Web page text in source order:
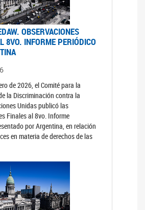
OBSERVACIONES
8VO. INFORME PERIÓDICO
de 2026, el Comité para la
la Discriminación contra la
Unidas publicó las
Finales al 8vo. Informe
por Argentina, en relación
en materia de derechos de las